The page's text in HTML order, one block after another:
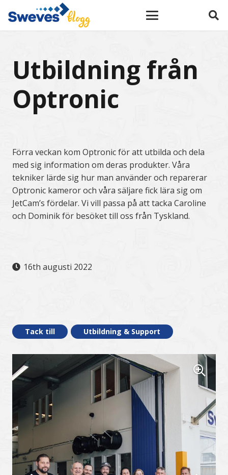
Utbildning från
Optronic
Förra veckan kom Optronic för att utbilda och dela
med sig information om deras produkter. Våra
tekniker lärde sig hur man använder och reparerar
Optronic kameror och våra säljare fick lära sig om
JetCam’s fördelar. Vi vill passa på att tacka Caroline
och Dominik för besöket till oss från Tyskland.
16th augusti 2022
Tack till Utbildning & Support